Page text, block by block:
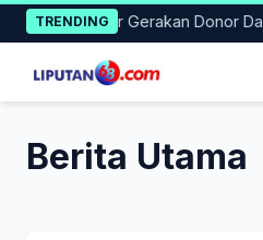
Skip
to
content
TRENDING
Gelar Gerakan Donor Darah
Berita Utama